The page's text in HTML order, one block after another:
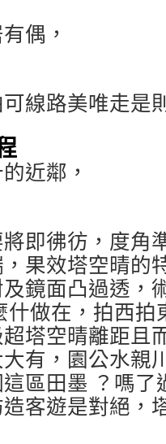
偶，
線路美唯走是
近鄰，
將即彿彷，度角
果效塔空晴的
鏡面凸過透，
什做在，拍西
塔空晴離距且
有，園公水親
區田墨 ？嗎
客遊是對絕，